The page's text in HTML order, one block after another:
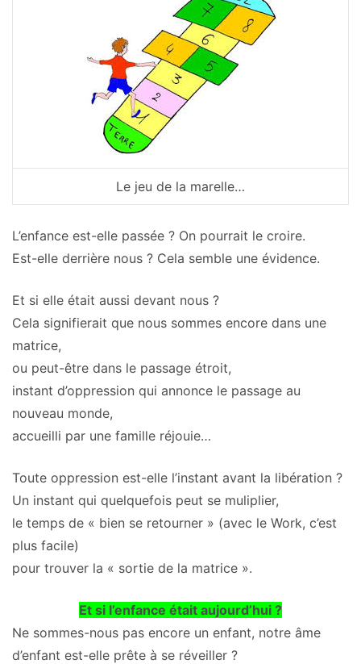
Le jeu de la marelle…
L’enfance est-elle passée ? On pourrait le croire.
Est-elle derrière nous ? Cela semble une évidence.
Et si elle était aussi devant nous ?
Cela signifierait que nous sommes encore dans une
matrice,
ou peut-être dans le passage étroit,
instant d’oppression qui annonce le passage au
nouveau monde,
accueilli par une famille réjouie…
Toute oppression est-elle l’instant avant la libération ?
Un instant qui quelquefois peut se muliplier,
le temps de « bien se retourner » (avec le Work, c’est
plus facile)
pour trouver la « sortie de la matrice ».
Et si l’enfance était aujourd’hui ?
Ne sommes-nous pas encore un enfant, notre âme
d’enfant est-elle prête à se réveiller ?